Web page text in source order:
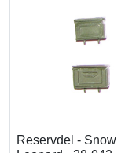
Reservdel - Snow